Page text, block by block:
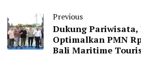
Previous
Dukung Pariwisata,
Optimalkan PMN
Bali Maritime